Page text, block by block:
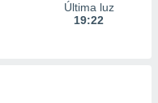
Última luz
19:22